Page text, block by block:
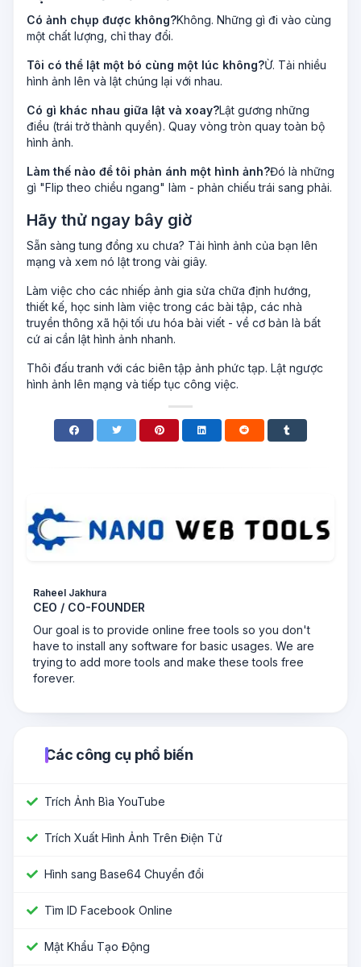
Có ảnh chụp được không?Không. Những gì đi vào cùng
một chất lượng, chỉ thay đổi.
Tôi có thể lật một bó cùng một lúc không?Ừ. Tải nhiều
hình ảnh lên và lật chúng lại với nhau.
Có gì khác nhau giữa lật và xoay?Lật gương những
điều (trái trở thành quyền). Quay vòng tròn quay toàn bộ
hình ảnh.
Làm thế nào để tôi phản ánh một hình ảnh?Đó là những
gì "Flip theo chiều ngang" làm - phản chiếu trái sang phải.
Hãy thử ngay bây giờ
Sẵn sàng tung đồng xu chưa? Tải hình ảnh của bạn lên
mạng và xem nó lật trong vài giây.
Làm việc cho các nhiếp ảnh gia sửa chữa định hướng,
thiết kế, học sinh làm việc trong các bài tập, các nhà
truyền thông xã hội tối ưu hóa bài viết - về cơ bản là bất
cứ ai cần lật hình ảnh nhanh.
Thôi đấu tranh với các biên tập ảnh phức tạp. Lật ngược
hình ảnh lên mạng và tiếp tục công việc.
Raheel Jakhura
CEO / CO-FOUNDER
Our goal is to provide online free tools so you don't
have to install any software for basic usages. We are
trying to add more tools and make these tools free
forever.
Các công cụ phổ biến
Trích Ảnh Bìa YouTube
Trích Xuất Hình Ảnh Trên Điện Tử
Hình sang Base64 Chuyển đổi
Tìm ID Facebook Online
Mật Khẩu Tạo Động